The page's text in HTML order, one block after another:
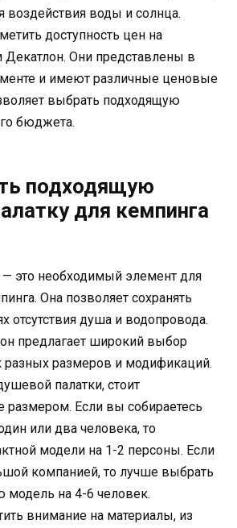
воздействия воды и солнца.
доступность цен на
Они представлены в
и имеют различные ценовые
выбрать подходящую
бюджета.
подходящую
для кемпинга
это необходимый элемент для
Она позволяет сохранять
отсутствия душа и водопровода.
предлагает широкий выбор
размеров и модификаций.
палатки, стоит
размером. Если вы собираетесь
или два человека, то
модели на 1-2 персоны. Если
компанией, то лучше выбрать
модель на 4-6 человек.
внимание на материалы, из